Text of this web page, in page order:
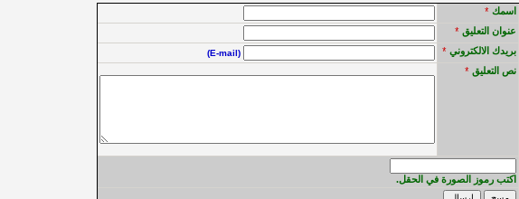
اسمك *
عنوان التعليق *
بريدك الالكتروني *
(E-mail)
نص التعليق *
اكتب رموز الصورة في الحقل.